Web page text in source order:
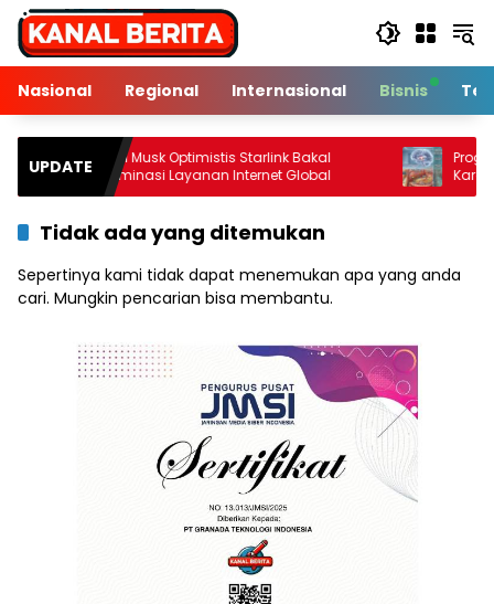
Langsung
konten
Nasional
Regional Internasional Bisnis
UPDATE
Elon Musk Optimistis Starlink Bakal
Dominasi Layanan Internet Global
Program Diet
Karena
Tidak ada yang ditemukan
Sepertinya kami tidak dapat menemukan apa yang anda
cari. Mungkin pencarian bisa membantu.